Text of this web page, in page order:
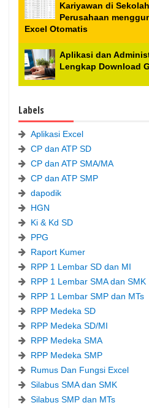
Kariyawan di
Perusahaan
Excel Otomatis
Aplikasi dan
Lengkap Download
Labels
Aplikasi Excel
CP dan ATP SD
CP dan ATP SMA/MA
CP dan ATP SMP
dapodik
HGN
Ki & Kd SD
PPG
Raport Kumer
RPP 1 Lembar SD dan MI
RPP 1 Lembar SMA dan SMK
RPP 1 Lembar SMP dan MTs
RPP Medeka SD
RPP Medeka SD/MI
RPP Medeka SMA
RPP Medeka SMP
Rumus Dan Fungsi Excel
Silabus SMA dan SMK
Silabus SMP dan MTs